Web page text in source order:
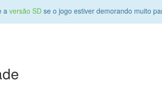
aversão SD se o jogo estiver demorando muito